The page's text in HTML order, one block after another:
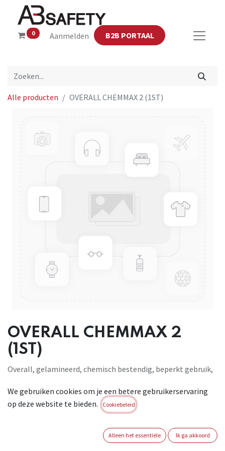
0 Aanmelden B2B PORTAAL
Alle producten OVERALL CHEMMAX 2 (1ST)
OVERALL CHEMMAX 2
(1ST)
Overall, gelamineerd, chemisch bestendig, beperkt gebruik,
nevels van gevaarlijke chemicaliën. Witte versie, gestikte en
getapete naden, 2maalrits onder pad, kap, elastieken ter
Geschikt voor (petro)chemie,
farmaceutische nijverheid, afvalophaling en - verwerking,
We gebruiken cookies om je een betere gebruikerservaring
op deze website te bieden.
Cookiebeleid
Alleen het essentiële Ik ga akkoord